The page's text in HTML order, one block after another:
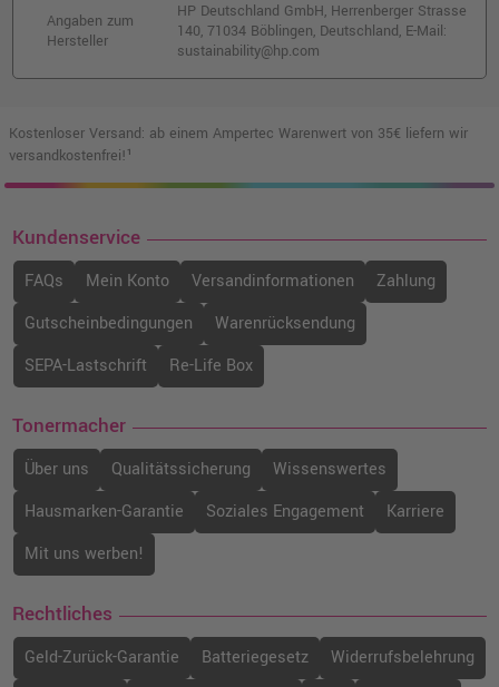
Angaben zum
Hersteller
HP Deutschland GmbH, Herrenberger Strasse
140, 71034 Böblingen, Deutschland, E-Mail:
sustainability@hp.com
Kostenloser Versand: ab einem Ampertec Warenwert von 35€ liefern wir
versandkostenfrei!¹
Kundenservice
FAQs Mein Konto Versandinformationen
Zahlung
Gutscheinbedingungen
Warenrücksendung
SEPA-Lastschrift
Re-Life Box
Tonermacher
Über uns Qualitätssicherung
Wissenswertes
Hausmarken-Garantie
Soziales Engagement
Karriere
Mit uns werben!
Rechtliches
Geld-Zurück-Garantie Batteriegesetz
Widerrufsbelehrung